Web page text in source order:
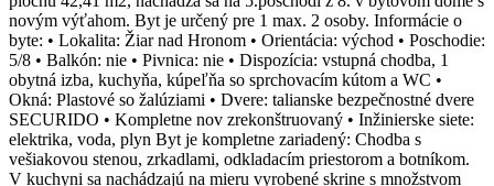
novým výťahom. Byt je určený pre 1 max. 2 osoby. Informácie o
byte: • Lokalita: Žiar nad Hronom • Orientácia: východ • Poschodie:
5/8 • Balkón: nie • Pivnica: nie • Dispozícia: vstupná chodba, 1
obytná izba, kuchyňa, kúpeľňa so sprchovacím kútom a WC •
Okná: Plastové so žalúziami • Dvere: talianske bezpečnostné dvere
SECURIDO • Kompletne nov zrekonštruovaný • Inžinierske siete:
elektrika, voda, plyn Byt je kompletne zariadený: Chodba s
vešiakovou stenou, zrkadlami, odkladacím priestorom a botníkom.
V kuchyni sa nachádzajú na mieru vyrobené skrine s množstvom